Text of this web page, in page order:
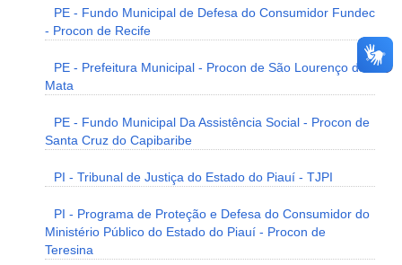
PE - Fundo Municipal de Defesa do Consumidor Fundec
- Procon de Recife
PE - Prefeitura Municipal - Procon de São Lourenço da
Mata
PE - Fundo Municipal Da Assistência Social - Procon de
Santa Cruz do Capibaribe
PI - Tribunal de Justiça do Estado do Piauí - TJPI
PI - Programa de Proteção e Defesa do Consumidor do
Ministério Público do Estado do Piauí - Procon de
Teresina